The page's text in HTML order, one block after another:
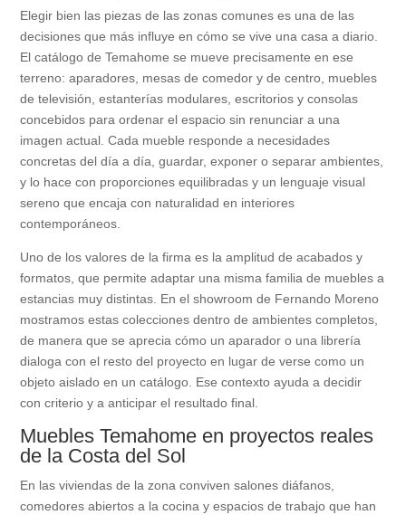
Elegir bien las piezas de las zonas comunes es una de las
decisiones que más influye en cómo se vive una casa a diario.
El catálogo de Temahome se mueve precisamente en ese
terreno: aparadores, mesas de comedor y de centro, muebles
de televisión, estanterías modulares, escritorios y consolas
concebidos para ordenar el espacio sin renunciar a una
imagen actual. Cada mueble responde a necesidades
concretas del día a día, guardar, exponer o separar ambientes,
y lo hace con proporciones equilibradas y un lenguaje visual
sereno que encaja con naturalidad en interiores
contemporáneos.
Uno de los valores de la firma es la amplitud de acabados y
formatos, que permite adaptar una misma familia de muebles a
estancias muy distintas. En el showroom de Fernando Moreno
mostramos estas colecciones dentro de ambientes completos,
de manera que se aprecia cómo un aparador o una librería
dialoga con el resto del proyecto en lugar de verse como un
objeto aislado en un catálogo. Ese contexto ayuda a decidir
con criterio y a anticipar el resultado final.
Muebles Temahome en proyectos reales
de la Costa del Sol
En las viviendas de la zona conviven salones diáfanos,
comedores abiertos a la cocina y espacios de trabajo que han